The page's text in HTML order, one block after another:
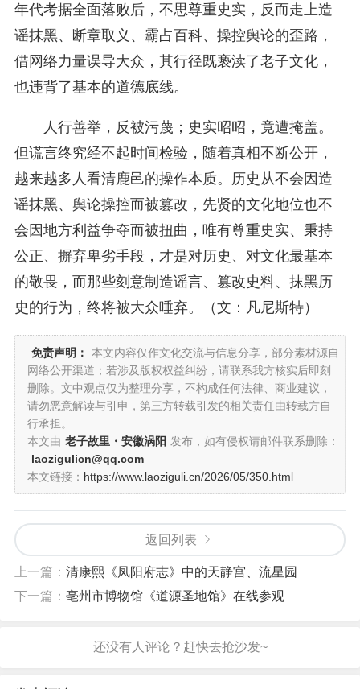
年代考据全面落败后，不思尊重史实，反而走上造
谣抹黑、断章取义、霸占百科、操控舆论的歪路，
借网络力量误导大众，其行径既亵渎了老子文化，
也违背了基本的道德底线。
人行善举，反被污蔑；史实昭昭，竟遭掩盖。
但谎言终究经不起时间检验，随着真相不断公开，
越来越多人看清鹿邑的操作本质。历史从不会因造
谣抹黑、舆论操控而被篡改，先贤的文化地位也不
会因地方利益争夺而被扭曲，唯有尊重史实、秉持
公正、摒弃卑劣手段，才是对历史、对文化最基本
的敬畏，而那些刻意制造谣言、篡改史料、抹黑历
史的行为，终将被大众唾弃。（文：凡尼斯特）
免责声明：
本文内容仅作文化交流与信息分享，部分素材源自
网络公开渠道；若涉及版权权益纠纷，请联系我方核实后即刻
删除。文中观点仅为整理分享，不构成任何法律、商业建议，
请勿恶意解读与引申，第三方转载引发的相关责任由转载方自
行承担。
本文由 老子故里・安徽涡阳 发布，如有侵权请邮件联系删除：
laozigulicn@qq.com
本文链接： https://www.laoziguli.cn/2026/05/350.html
返回列表
上一篇： 清康熙《凤阳府志》中的天静宫、流星园
下一篇： 亳州市博物馆《道源圣地馆》在线参观